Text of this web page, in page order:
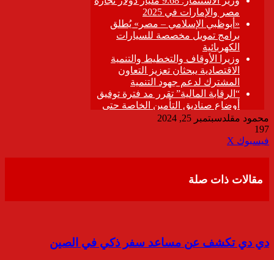
محمود مقلدسبتمبر 25, 2024
197
فيسبوك ‫X
مقالات ذات صلة
دي دي تكشف عن مساعد سفر ذكي في الصين